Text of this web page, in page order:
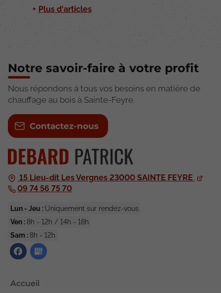
Plus d'articles
15 Lieu-dit Les Vergnes 23000 SAINTE FEYRE
09 74 56 75 70
Lun - Jeu : Uniquement sur rendez-vous
Ven : 8h - 12h / 14h - 18h
Sam : 8h - 12h
Accueil
Notre savoir-faire à votre profit
Nous répondons à tous vos besoins en matière de
chauffage au bois à Sainte-Feyre.
Contactez-nous